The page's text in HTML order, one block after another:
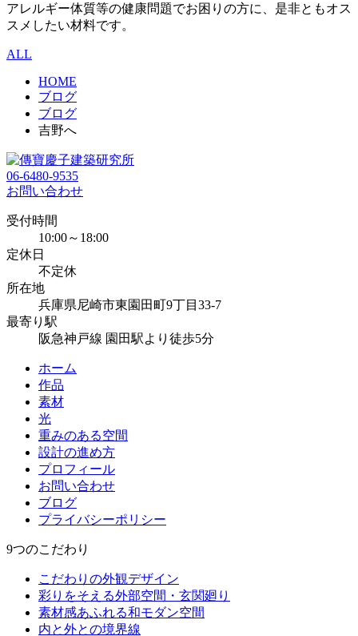
アレルギー体質等の健康問題でお困りの方に、是非ともオス
スメしたい材料です。
ALL
HOME
ブログ
ブログ
吉野へ
06-6480-9535
お問い合わせ
受付時間
10:00～18:00
定休日
不定休
所在地
兵庫県尼崎市東園田町9丁目33-7
最寄り駅
阪急神戸線 園田駅より徒歩5分
ホーム
作品
素材
光
重みのある空間
設計の進め方
プロフィール
お問い合わせ
ブログ
プライバシーポリシー
9つのこだわり
こだわりの外観デザイン
彩りをそえる外部空間・玄関廻り
素材感あふれる和モダン空間
内と外との境界線